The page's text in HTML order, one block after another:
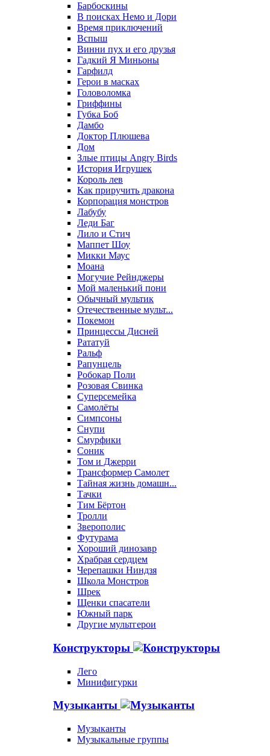
Барбоскины
В поисках Немо и Дори
Время приключений
Вспыш
Винни пух и его друзья
Гадкий Я Миньоны
Гарфилд
Герои в масках
Головоломка
Гриффины
Губка Боб
Дамбо
Доктор Плюшева
Дом
Злые птицы Angry Birds
История Игрушек
Король лев
Как приручить дракона
Корпорация монстров
Лабубу
Леди Баг
Лило и Стич
Маппет Шоу
Микки Маус
Моана
Могучие Рейнджеры
Мой маленький пони
Обычный мультик
Отечественные мульт...
Покемон
Принцессы Дисней
Рататуй
Ральф
Рапунцель
Робокар Поли
Розовая Свинка
Суперсемейка
Самолёты
Симпсоны
Снупи
Смурфики
Соник
Том и Джерри
Трансформер Самолет
Тайная жизнь домашн...
Тачки
Тим Бёртон
Тролли
Зверополис
Футурама
Хороший динозавр
Храбрая сердцем
Черепашки Ниндзя
Школа Монстров
Шрек
Щенки спасатели
Южный парк
Другие мультгерои
Конструкторы
Лего
Минифигурки
Музыканты
Музыканты
Музыкальные группы